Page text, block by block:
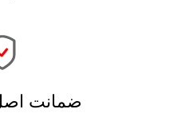
ضمانت